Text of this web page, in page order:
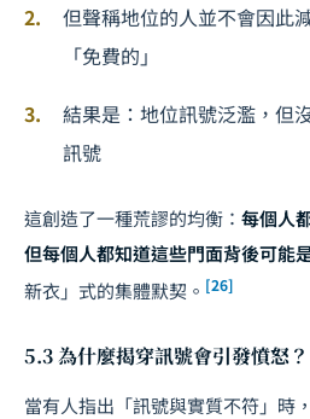
但聲稱地位的人並不會因
「免費的」
結果是：地位訊號泛濫，但
訊號
這創造了一種荒謬的均衡： 每個人
但每個人都知道這些門面背後可能
新衣」式的集體默契。 [26]
5.3 為什麼揭穿訊號會引發憤怒？
當有人指出「訊號與實質不符」時